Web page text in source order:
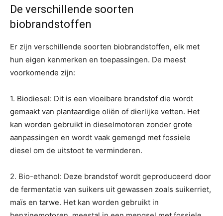
De verschillende soorten
biobrandstoffen
Er zijn verschillende soorten biobrandstoffen, elk met
hun eigen kenmerken en toepassingen. De meest
voorkomende zijn:
1. Biodiesel: Dit is een vloeibare brandstof die wordt
gemaakt van plantaardige oliën of dierlijke vetten. Het
kan worden gebruikt in dieselmotoren zonder grote
aanpassingen en wordt vaak gemengd met fossiele
diesel om de uitstoot te verminderen.
2. Bio-ethanol: Deze brandstof wordt geproduceerd door
de fermentatie van suikers uit gewassen zoals suikerriet,
maïs en tarwe. Het kan worden gebruikt in